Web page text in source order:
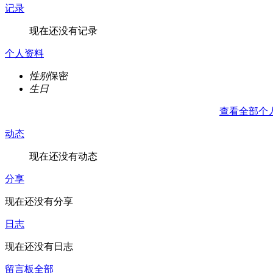
记录
现在还没有记录
个人资料
性别保密
生日
查看全部个
动态
现在还没有动态
分享
现在还没有分享
日志
现在还没有日志
留言板全部